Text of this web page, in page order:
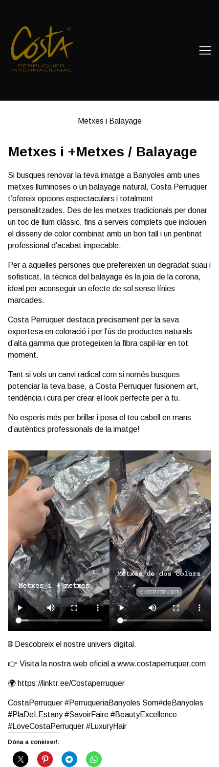
Content
Metxes i Balayage
Metxes i +Metxes / Balayage
Si busques renovar la teva imatge a Banyoles amb unes
metxes lluminoses o un balayage natural, Costa Perruquer
t’ofereix opcions espectaculars i totalment
personalitzades. Des de les metxes tradicionals per donar
un toc de llum clàssic, fins a serveis complets que inclouen
el disseny de color combinat amb un bon tall i un pentinat
professional d’acabat impecable.
Per a aquelles persones que prefereixen un degradat suau i
sofisticat, la tècnica del balayage és la joia de la corona,
ideal per aconseguir un efecte de sol sense línies
marcades.
Costa Perruquer destaca precisament per la seva
expertesa en coloració i per l’ús de productes naturals
d’alta gamma que protegeixen la fibra capil·lar en tot
moment.
Tant si vols un canvi radical com si només busques
potenciar la teva base, a Costa Perruquer fusionem art,
tendència i cura per crear el look perfecte per a tu.
No esperis més per brillar i posa el teu cabell en mans
d’autèntics professionals de la imatge!
🌐 Descobreix el nostre univers digital.
👉 Visita la nostra web oficial a www.costaperruquer.com
🌍 https://linktr.ee/Costaperruquer
CostaPerruquer #PerruqueriaBanyoles Som#deBanyoles
#PlaDeLEstany #SavoirFaire #BeautyExcellence
#LoveCostaPerruquer #LuxuryHair
Dóna a conèixer!: